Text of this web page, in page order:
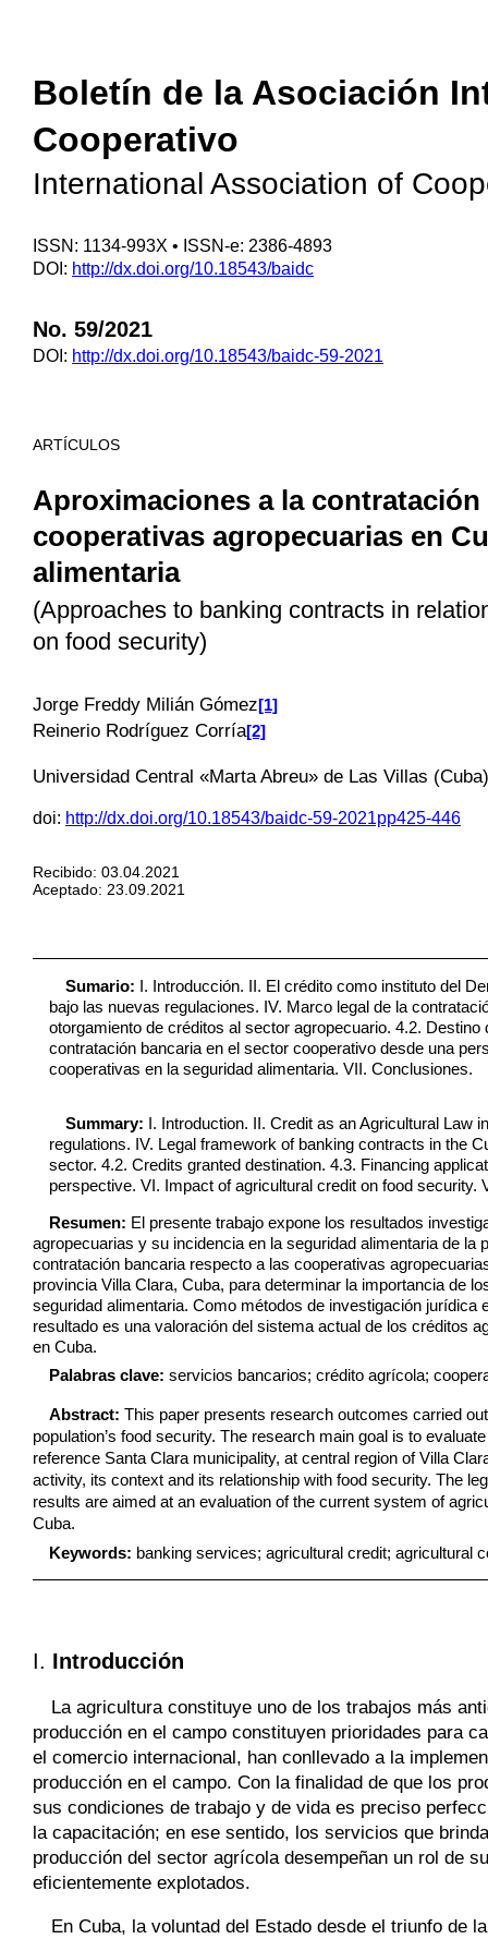
Boletín de la Asociación
Cooperativo
International Association of
ISSN: 1134-993X • ISSN-e: 2386-4893
DOI: http://dx.doi.org/10.18543/baidc
No. 59/2021
DOI: http://dx.doi.org/10.18543/baidc-59-2021
ARTÍCULOS
Aproximaciones a la
cooperativas agropecuarias en
alimentaria
(Approaches to banking contracts in
on food security)
Jorge Freddy Milián Gómez[1]
Reinerio Rodríguez Corría[2]
Universidad Central «Marta Abreu» de Las Villas (Cuba)
doi: http://dx.doi.org/10.18543/baidc-59-2021pp425-446
Recibido: 03.04.2021
Aceptado: 23.09.2021
Sumario: I. Introducción. II. El crédito como instituto del
bajo las nuevas regulaciones. IV. Marco legal de la
otorgamiento de créditos al sector agropecuario. 4.2.
contratación bancaria en el sector cooperativo desde una
cooperativas en la seguridad alimentaria. VII. Conclusiones.
Summary: I. Introduction. II. Credit as an Agricultural Law
regulations. IV. Legal framework of banking contracts in the
sector. 4.2. Credits granted destination. 4.3. Financing
perspective. VI. Impact of agricultural credit on food security.
Resumen: El presente trabajo expone los resultados
agropecuarias y su incidencia en la seguridad alimentaria de
contratación bancaria respecto a las cooperativas
provincia Villa Clara, Cuba, para determinar la importancia de
seguridad alimentaria. Como métodos de investigación
resultado es una valoración del sistema actual de los créditos
en Cuba.
Palabras clave: servicios bancarios; crédito agrícola;
Abstract:This paper presents researchoutcomes carried
population’s food security. The research main goal is to
reference Santa Clara municipality, at central region ofVilla
activity, its context and its relationship with food security. The
results are aimed at an evaluation of the current system of
Cuba.
Keywords: banking services; agricultural credit; agricultural
I. Introducción
La agricultura constituye uno de los trabajos más
producción en el campo constituyen prioridades para
el comercio internacional, han conllevado a la
producción en el campo. Con la finalidad de que los
sus condiciones de trabajo y de vida es preciso
la capacitación; en ese sentido, los servicios que
producción del sector agrícola desempeñan un rol de
eficientemente explotados.
En Cuba, la voluntad del Estado desde el triunfo de